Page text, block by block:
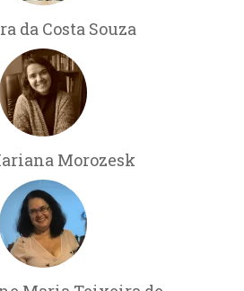
da Costa Souza
Morozesk